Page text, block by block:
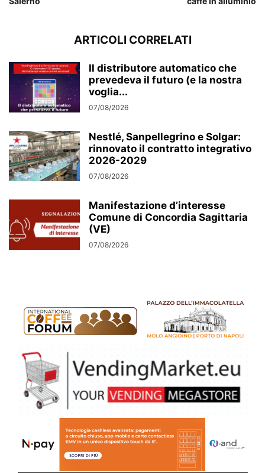
ARTICOLI CORRELATI
Il distributore automatico che
prevedeva il futuro (e la nostra
voglia...
07/08/2026
Nestlé, Sanpellegrino e Solgar:
rinnovato il contratto integrativo
2026-2029
07/08/2026
Manifestazione d’interesse
Comune di Concordia Sagittaria
(VE)
07/08/2026